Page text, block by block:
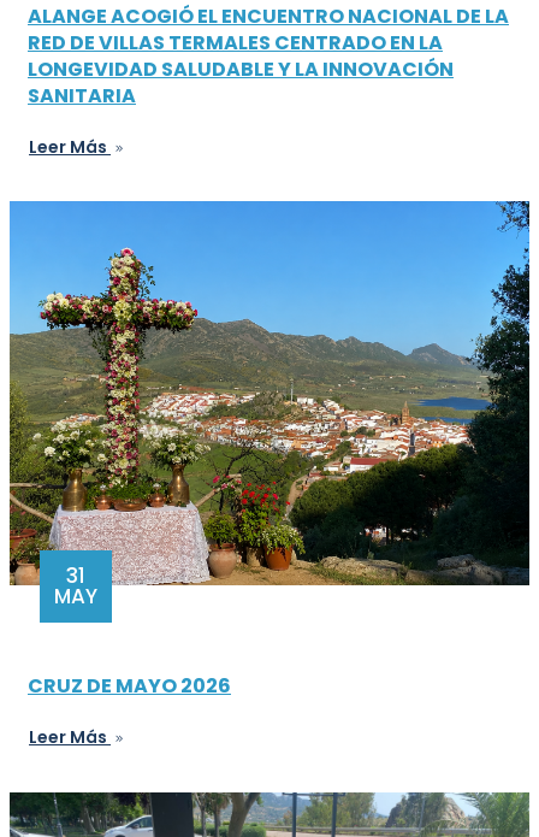
ALANGE ACOGIÓ EL ENCUENTRO NACIONAL DE LA
RED DE VILLAS TERMALES CENTRADO EN LA
LONGEVIDAD SALUDABLE Y LA INNOVACIÓN
SANITARIA
Leer Más
31
MAY
CRUZ DE MAYO 2026
Leer Más